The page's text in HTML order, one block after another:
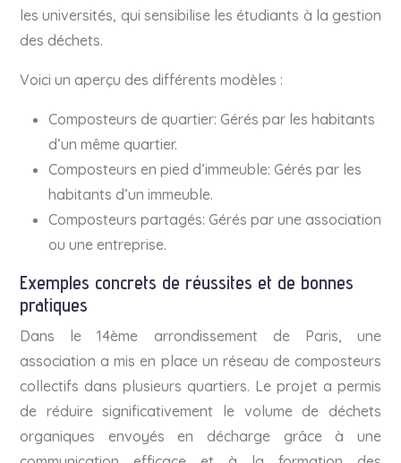
les universités, qui sensibilise les étudiants à la gestion
des déchets.
Voici un aperçu des différents modèles :
Composteurs de quartier: Gérés par les habitants
d’un même quartier.
Composteurs en pied d’immeuble: Gérés par les
habitants d’un immeuble.
Composteurs partagés: Gérés par une association
ou une entreprise.
Exemples concrets de réussites et de bonnes
pratiques
Dans le 14ème arrondissement de Paris, une
association a mis en place un réseau de composteurs
collectifs dans plusieurs quartiers. Le projet a permis
de réduire significativement le volume de déchets
organiques envoyés en décharge grâce à une